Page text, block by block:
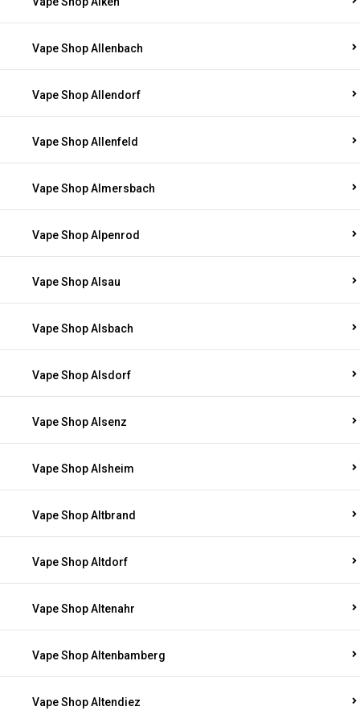
Vape Shop Allenbach
Vape Shop Allendorf
Vape Shop Allenfeld
Vape Shop Almersbach
Vape Shop Alpenrod
Vape Shop Alsau
Vape Shop Alsbach
Vape Shop Alsdorf
Vape Shop Alsenz
Vape Shop Alsheim
Vape Shop Altbrand
Vape Shop Altdorf
Vape Shop Altenahr
Vape Shop Altenbamberg
Vape Shop Altendiez